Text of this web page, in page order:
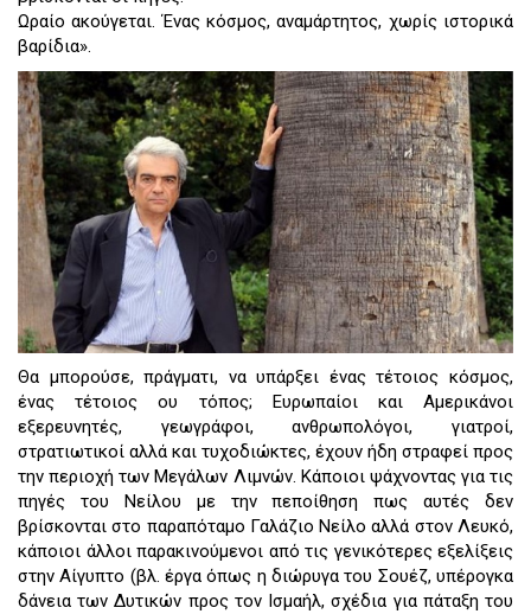
Ωραίο ακούγεται. Ένας κόσμος, αναμάρτητος, χωρίς ιστορικά
βαρίδια».
Θα μπορούσε, πράγματι, να υπάρξει ένας τέτοιος κόσμος,
ένας τέτοιος ου τόπος; Ευρωπαίοι και Αμερικάνοι
εξερευνητές, γεωγράφοι, ανθρωπολόγοι, γιατροί,
στρατιωτικοί αλλά και τυχοδιώκτες, έχουν ήδη στραφεί προς
την περιοχή των Μεγάλων Λιμνών. Κάποιοι ψάχνοντας για τις
πηγές του Νείλου με την πεποίθηση πως αυτές δεν
βρίσκονται στο παραπόταμο Γαλάζιο Νείλο αλλά στον Λευκό,
κάποιοι άλλοι παρακινούμενοι από τις γενικότερες εξελίξεις
στην Αίγυπτο (βλ. έργα όπως η διώρυγα του Σουέζ, υπέρογκα
δάνεια των Δυτικών προς τον Ισμαήλ, σχέδια για πάταξη του